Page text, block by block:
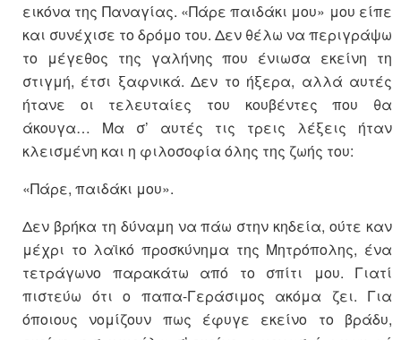
εικόνα της Παναγίας. «Πάρε παιδάκι μου» μου είπε
και συνέχισε το δρόμο του. Δεν θέλω να περιγράψω
το μέγεθος της γαλήνης που ένιωσα εκείνη τη
στιγμή, έτσι ξαφνικά. Δεν το ήξερα, αλλά αυτές
ήτανε οι τελευταίες του κουβέντες που θα
άκουγα… Μα σ’ αυτές τις τρεις λέξεις ήταν
κλεισμένη και η φιλοσοφία όλης της ζωής του:
«Πάρε, παιδάκι μου».
Δεν βρήκα τη δύναμη να πάω στην κηδεία, ούτε καν
μέχρι το λαϊκό προσκύνημα της Μητρόπολης, ένα
τετράγωνο παρακάτω από το σπίτι μου. Γιατί
πιστεύω ότι ο παπα-Γεράσιμος ακόμα ζει. Για
όποιους νομίζουν πως έφυγε εκείνο το βράδυ,